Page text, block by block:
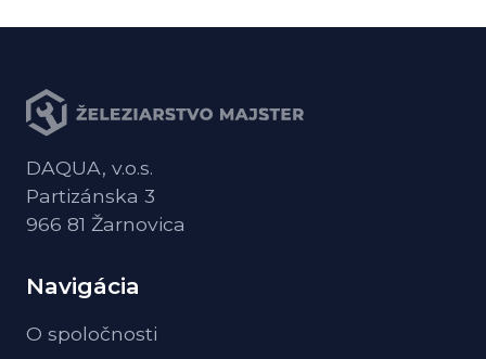
DAQUA, v.o.s.
Partizánska 3
966 81 Žarnovica
Navigácia
O spoločnosti